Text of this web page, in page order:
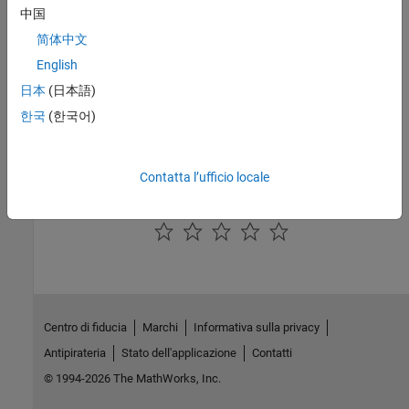
Configure Multiple Ryze Tello drones
Configure
workflow.
Risoluzione dei problemi
Factory Reset of Ryze Tello Drone
中国
简体中文
English
日本 (日本語)
한국 (한국어)
Contatta l’ufficio locale
Centro di fiducia Marchi
Informativa sulla privacy
Antipirateria
Stato dell'applicazione
Contatti
© 1994-2026 The MathWorks, Inc.